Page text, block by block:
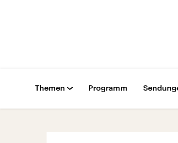
Themen Programm